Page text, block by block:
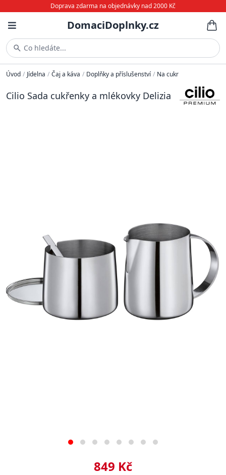
Doprava zdarma na objednávky nad 2000 Kč
DomaciDoplnky.cz
Co hledáte...
Úvod / Jídelna / Čaj a káva / Doplňky a příslušenství / Na cukr
Cilio Sada cukřenky a mlékovky Delizia
849 Kč